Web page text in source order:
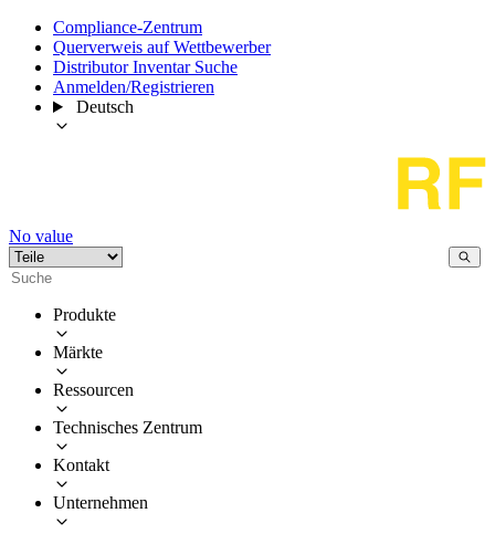
Compliance-Zentrum
Querverweis auf Wettbewerber
Distributor Inventar Suche
Anmelden/Registrieren
Deutsch
No value
Produkte
Märkte
Ressourcen
Technisches Zentrum
Kontakt
Unternehmen